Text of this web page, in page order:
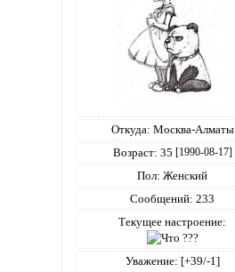
Откуда: Москва-Алматы
Возраст: 35 [1990-08-17]
Пол: Женский
Сообщений: 233
Текущее настроение:
Уважение: [+39/-1]